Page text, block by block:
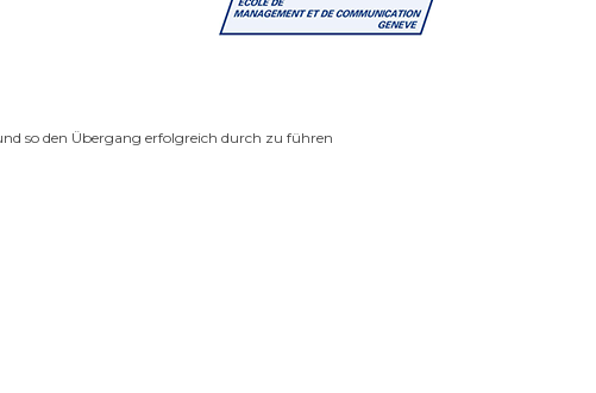
so den Übergang erfolgreich durch zu führen